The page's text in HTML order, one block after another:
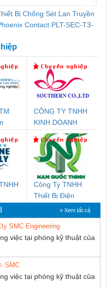
Bị Chống Sét Lan Truyền
Contact PLT-SEC-T3-
CÔNG TY TNHH
KINH DOANH
DỊCH VỤ XNK
PHƯƠNG NAM
Công Ty TNHH
Thiết Bị Điện
Nam Quốc Thịnh
» Xem tất cả
SMC Engineering
việc tại phòng kỹ thuật của
SMC
việc tại phòng kỹ thuật của